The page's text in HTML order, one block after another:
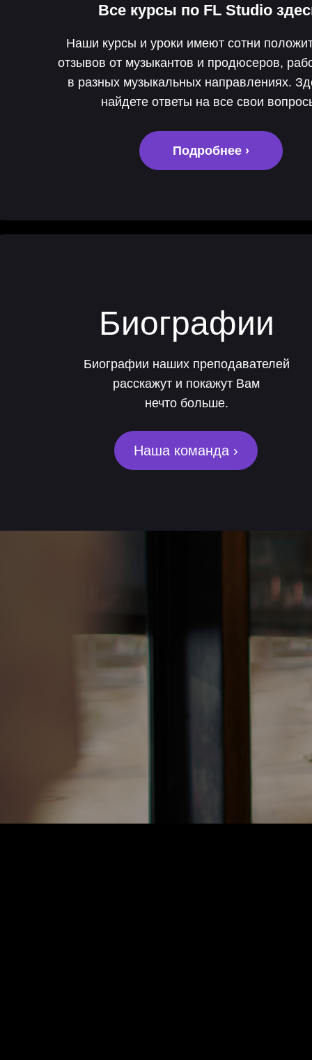
Наши курсы и уроки имеют сотни
отзывов от музыкантов и продюсеров,
в разных музыкальных направлениях.
найдете ответы на все свои
Подробнее ›
Все курсы по FL Studio
Наша команда ›
Биографии
Биографии наших преподавателей
расскажут и покажут Вам
нечто больше.